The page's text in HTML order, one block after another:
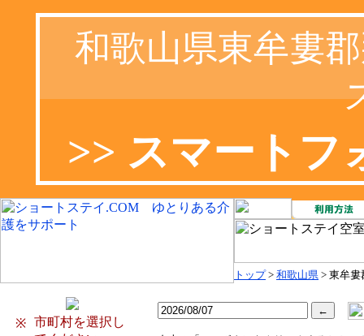
和歌山県東牟婁
>> スマートフ
トップ> 和歌山県 > 東牟婁
※
市町村を選択し